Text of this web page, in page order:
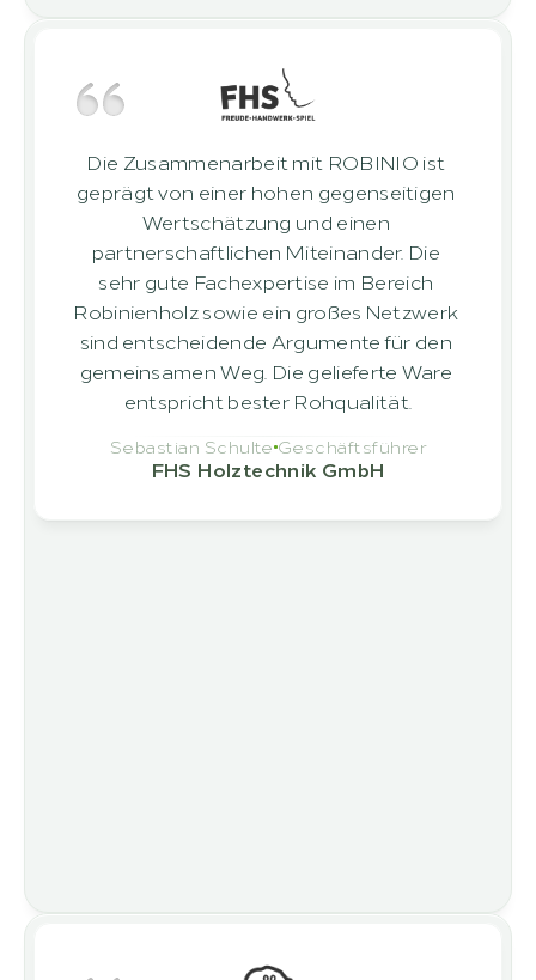
Die Zusammenarbeit mit ROBINIO ist
geprägt von einer hohen gegenseitigen
Wertschätzung und einen
partnerschaftlichen Miteinander. Die
sehr gute Fachexpertise im Bereich
Robinienholz sowie ein großes Netzwerk
sind entscheidende Argumente für den
gemeinsamen Weg. Die gelieferte Ware
entspricht bester Rohqualität.
Sebastian Schulte Geschäftsführer
FHS Holztechnik GmbH